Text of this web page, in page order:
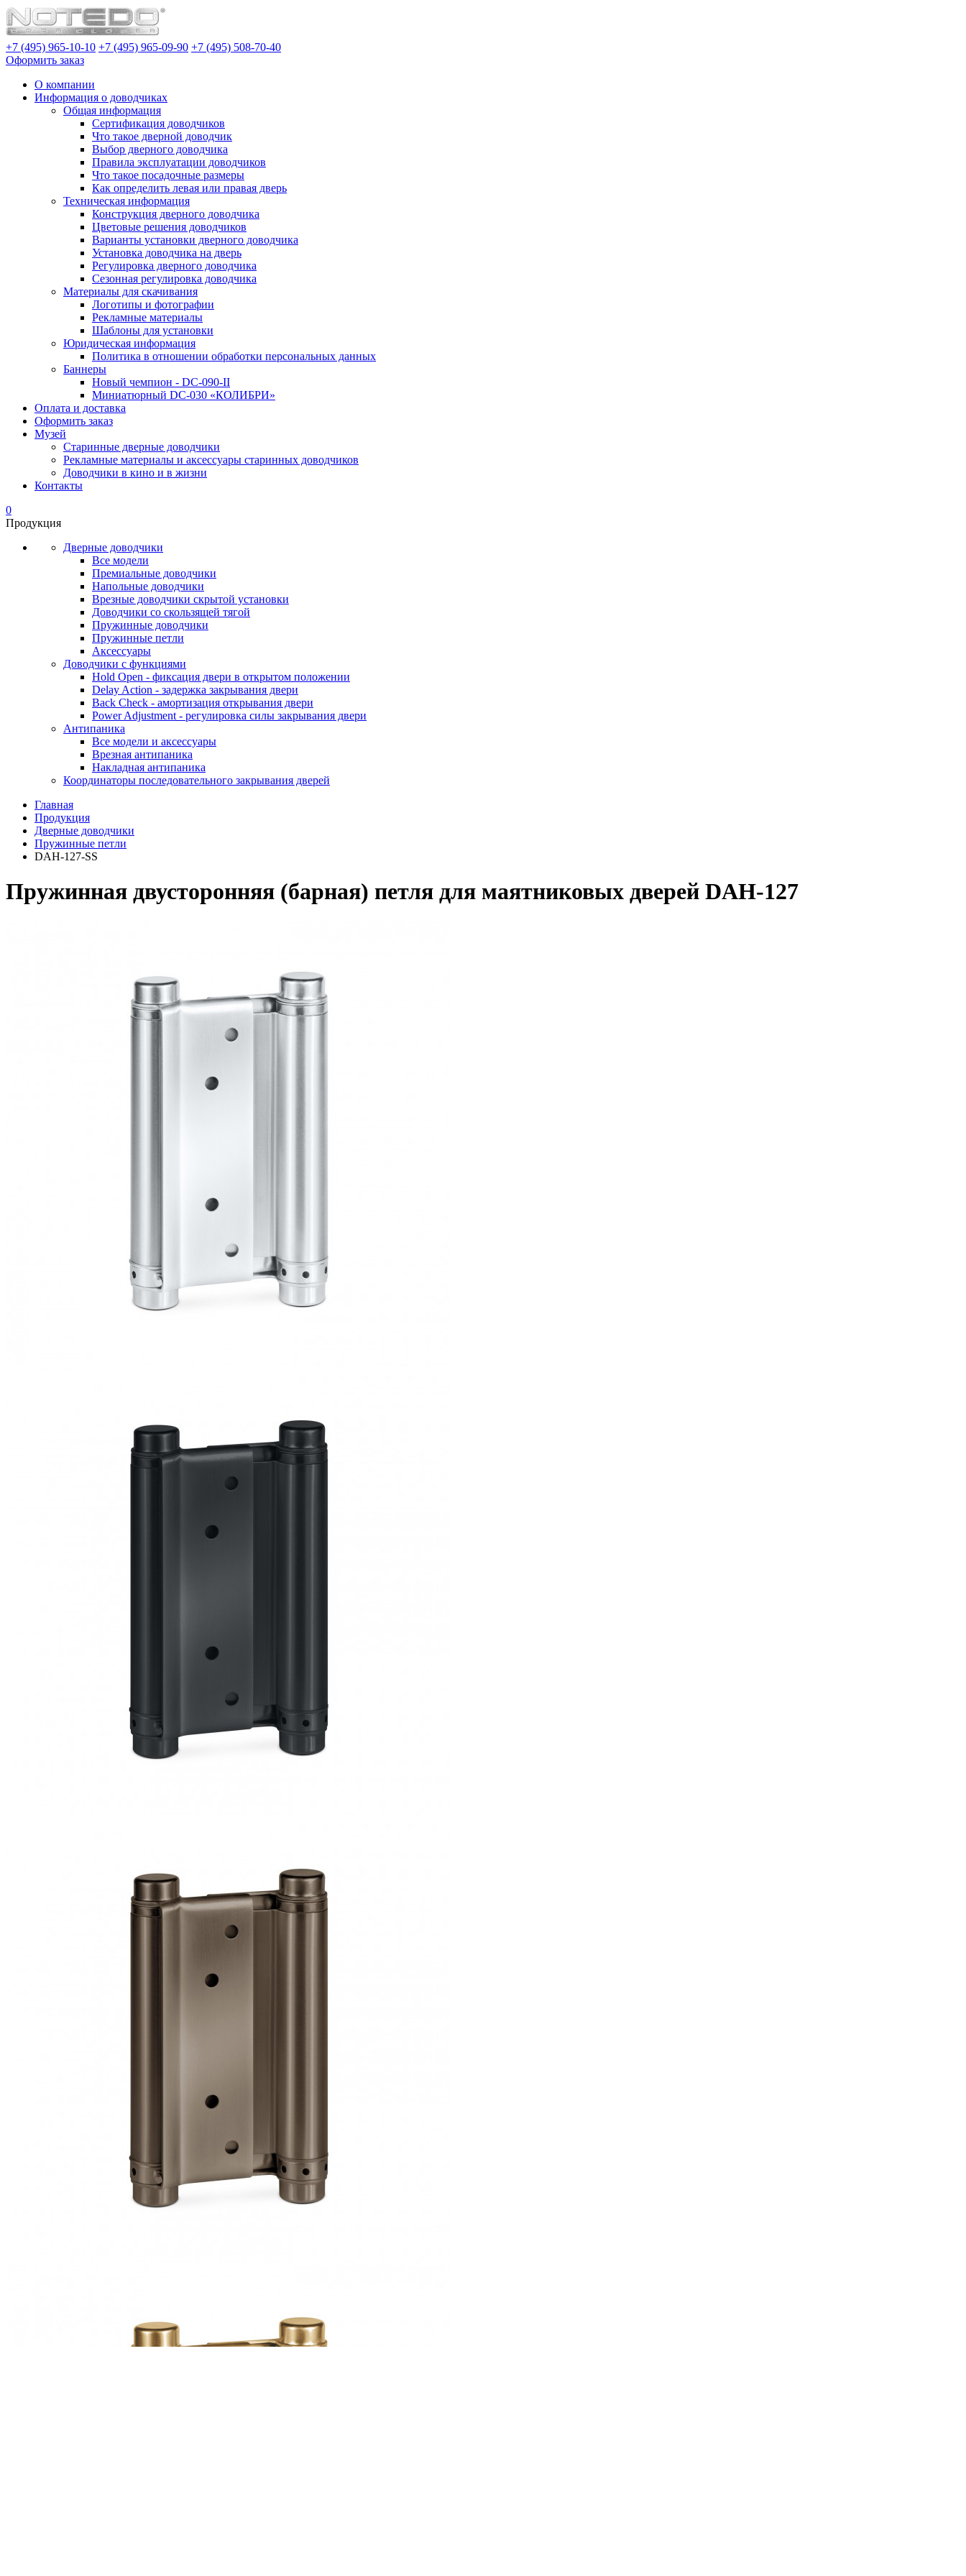
+7 (495) 965-10-10 +7 (495) 965-09-90 +7 (495) 508-70-40
Оформить заказ
О компании
Информация о доводчиках
Общая информация
Сертификация доводчиков
Что такое дверной доводчик
Выбор дверного доводчика
Правила эксплуатации доводчиков
Что такое посадочные размеры
Как определить левая или правая дверь
Техническая информация
Конструкция дверного доводчика
Цветовые решения доводчиков
Варианты установки дверного доводчика
Установка доводчика на дверь
Регулировка дверного доводчика
Сезонная регулировка доводчика
Материалы для скачивания
Логотипы и фотографии
Рекламные материалы
Шаблоны для установки
Юридическая информация
Политика в отношении обработки персональных данных
Баннеры
Новый чемпион - DC-090-II
Миниатюрный DC-030 «КОЛИБРИ»
Оплата и доставка
Оформить заказ
Музей
Старинные дверные доводчики
Рекламные материалы и аксессуары старинных доводчиков
Доводчики в кино и в жизни
Контакты
0
Продукция
Дверные доводчики
Все модели
Премиальные доводчики
Напольные доводчики
Врезные доводчики скрытой установки
Доводчики со скользящей тягой
Пружинные доводчики
Пружинные петли
Аксессуары
Доводчики с функциями
Hold Open - фиксация двери в открытом положении
Delay Action - задержка закрывания двери
Back Check - амортизация открывания двери
Power Adjustment - регулировка силы закрывания двери
Антипаника
Все модели и аксессуары
Врезная антипаника
Накладная антипаника
Координаторы последовательного закрывания дверей
Главная
Продукция
Дверные доводчики
Пружинные петли
DAH-127-SS
Пружинная двусторонняя (барная) петля для маятниковых дверей DAH-127